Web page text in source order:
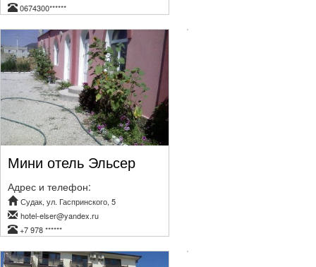
0674300******
Мини отель Эльсер
Адрес и телефон:
Судак, ул. Гаспринского, 5
hotel-elser@yandex.ru
+7 978 ******